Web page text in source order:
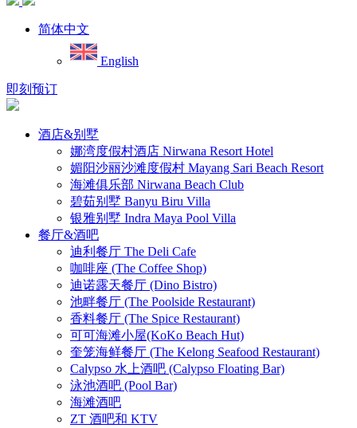
简体中文
English
即刻预订
酒店&别墅
娜湾度假村酒店 Nirwana Resort Hotel
媚阳沙丽沙滩度假村 Mayang Sari Beach Resort
海滩俱乐部 Nirwana Beach Club
碧茹别墅 Banyu Biru Villa
银雅别墅 Indra Maya Pool Villa
餐厅&酒吧
迪利餐厅 The Deli Cafe
咖啡座 (The Coffee Shop)
迪诺露天餐厅 (Dino Bistro)
池畔餐厅 (The Poolside Restaurant)
香料餐厅 (The Spice Restaurant)
可可海滩小屋(KoKo Beach Hut)
奎笼海鲜餐厅 (The Kelong Seafood Restaurant)
Calypso 水上酒吧 (Calypso Floating Bar)
泳池酒吧 (Pool Bar)
海滩酒吧
ZT 酒吧和 KTV